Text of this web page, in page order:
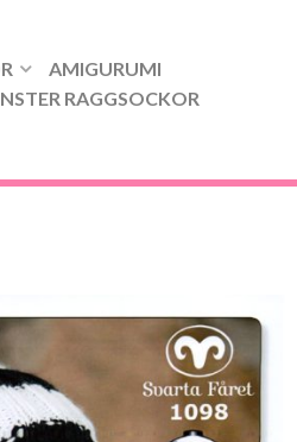
AMIGURUMI
RAGGSOCKOR